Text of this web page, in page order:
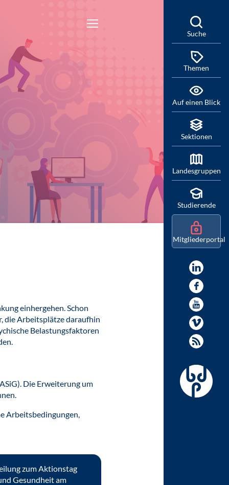
einhergehen. Schon
die Arbeitsplätze daraufhin
Belastungsfaktoren
Die Erweiterung um
Arbeitsbedingungen,
zum Aktionstag
Gesundheit am
Suche
Themen
Auf einen Blick
Sektionen
Landesgruppen
Studierende
Mitgliederportal